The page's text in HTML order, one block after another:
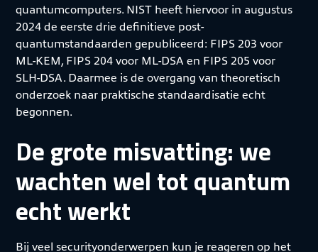
quantumcomputers. NIST heeft hiervoor in augustus
2024 de eerste drie definitieve post-
quantumstandaarden gepubliceerd: FIPS 203 voor
ML-KEM, FIPS 204 voor ML-DSA en FIPS 205 voor
SLH-DSA. Daarmee is de overgang van theoretisch
onderzoek naar praktische standaardisatie echt
begonnen.
De grote misvatting: we
wachten wel tot quantum
echt werkt
Bij veel securityonderwerpen kun je reageren op het